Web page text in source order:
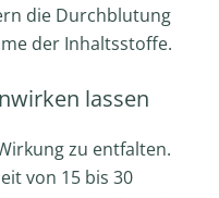
die Durchblutung
der Inhaltsstoffe.
lassen
zu entfalten.
von 15 bis 30